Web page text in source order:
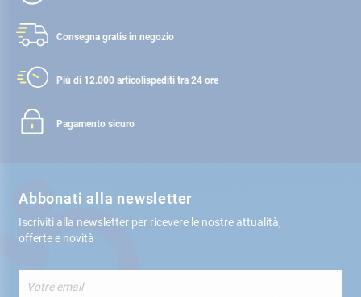
Consegna gratis in negozio
Più di 12.000 articolispediti tra 24 ore
Pagamento sicuro
Abbonati alla newsletter
Iscriviti alla newsletter per ricevere le nostre attualità,
offerte e novità
alla